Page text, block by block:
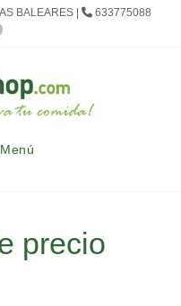
BALEARES | 633775088
Menú
precio